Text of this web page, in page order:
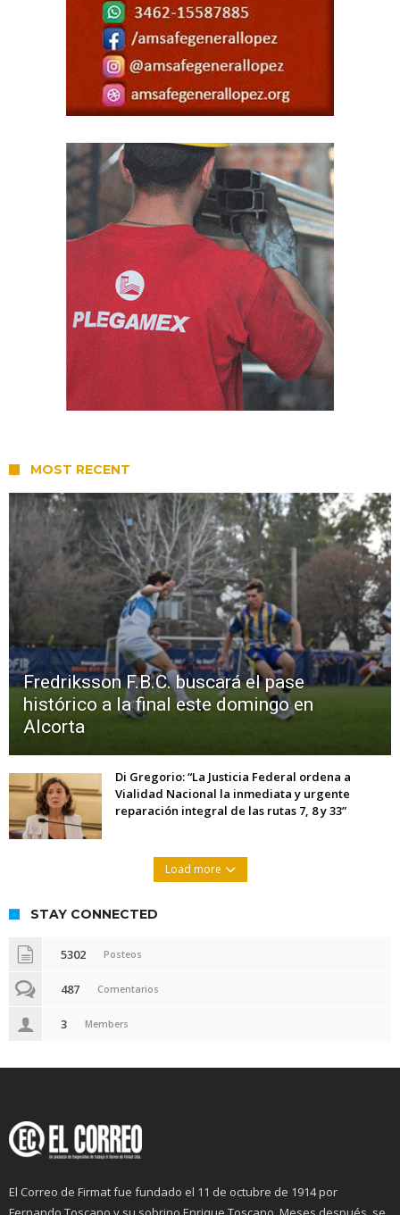
MOST RECENT
Fredriksson F.B.C. buscará el pase
histórico a la final este domingo en
Alcorta
Di Gregorio: “La Justicia Federal ordena a
Vialidad Nacional la inmediata y urgente
reparación integral de las rutas 7, 8 y 33”
Load more
STAY CONNECTED
5302 Posteos
487 Comentarios
3 Members
El Correo de Firmat fue fundado el 11 de octubre de 1914 por